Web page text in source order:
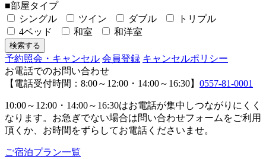
■部屋タイプ
シングル
ツイン ダブル
トリプル
4ベッド
和室 和洋室
予約照会・キャンセル 会員登録 キャンセルポリシー
お電話でのお問い合わせ
【電話受付時間：8:00～12:00・14:00～16:30】 0557-81-0001
10:00～12:00・14:00～16:30はお電話が集中しつながりにくく
なります。お急ぎでない場合は問い合わせフォームをご利用
頂くか、お時間をずらしてお電話くださいませ。
ご宿泊プラン一覧